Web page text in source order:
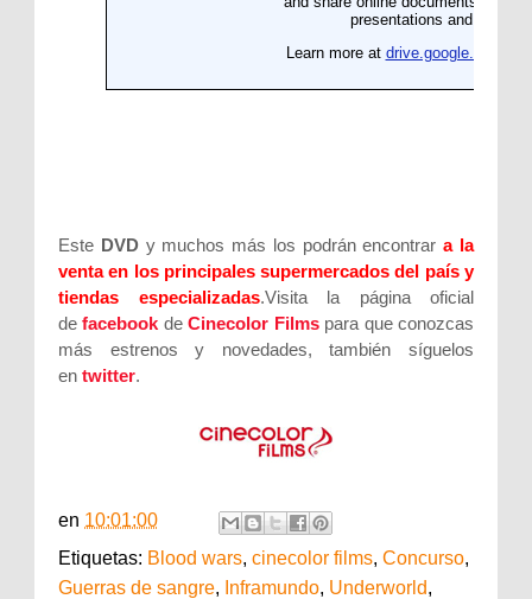
Este DVD y muchos más los podrán encontrara la
venta en los principales supermercados del país y
tiendas especializadas.Visita la página oficial
defacebook deCinecolor Filmspara que conozcas
más estrenos y novedades, también síguelos
en twitter.
en 10:01:00
Etiquetas: Blood wars, cinecolor films, Concurso,
Guerras de sangre, Inframundo, Underworld,